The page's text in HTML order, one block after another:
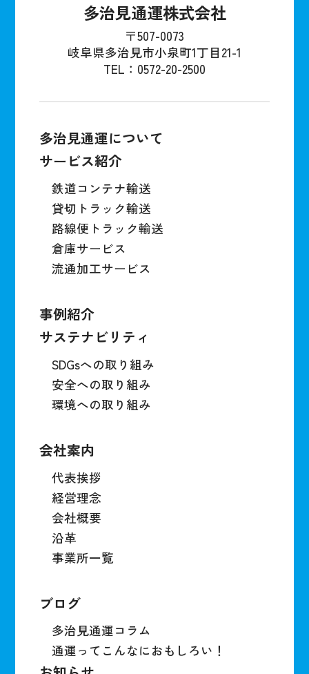
多治見通運株式会社
〒507-0073
岐阜県多治見市小泉町1丁目21-1
TEL：0572-20-2500
多治見通運について
サービス紹介
鉄道コンテナ輸送
貸切トラック輸送
路線便トラック輸送
倉庫サービス
流通加工サービス
事例紹介
サステナビリティ
SDGsへの取り組み
安全への取り組み
環境への取り組み
会社案内
代表挨拶
経営理念
会社概要
沿革
事業所一覧
ブログ
多治見通運コラム
通運ってこんなにおもしろい！